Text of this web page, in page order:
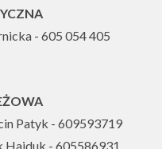
- 605 054 405
Patyk - 609593719
Hajduk - 605586931